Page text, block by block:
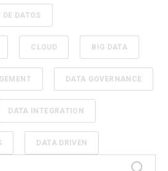
DE DATOS
CLOUD BIG DATA
DATA GOVERNANCE
DATA INTEGRATION
DATA DRIVEN